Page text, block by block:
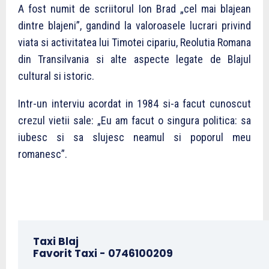
A fost numit de scriitorul Ion Brad „cel mai blajean
dintre blajeni”, gandind la valoroasele lucrari privind
viata si activitatea lui Timotei cipariu, Reolutia Romana
din Transilvania si alte aspecte legate de Blajul
cultural si istoric.
Intr-un interviu acordat in 1984 si-a facut cunoscut
crezul vietii sale: „Eu am facut o singura politica: sa
iubesc si sa slujesc neamul si poporul meu
romanesc”.
Taxi Blaj
Favorit Taxi - 0746100209